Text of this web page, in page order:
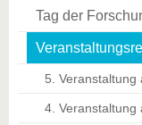
Tag der
5. Veranstaltung
4. Veranstaltung